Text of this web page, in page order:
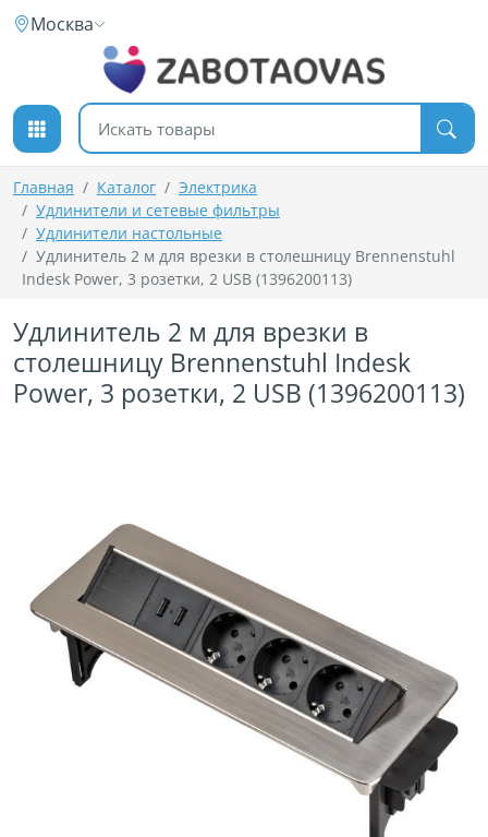
К содержимому
Москва
Поиск товаров
Главная Каталог
Электрика
Удлинители и сетевые фильтры
Удлинители настольные
Удлинитель 2 м для врезки в столешницу Brennenstuhl
Indesk Power, 3 розетки, 2 USB (1396200113)
Удлинитель 2 м для врезки в
столешницу Brennenstuhl Indesk
Power, 3 розетки, 2 USB (1396200113)